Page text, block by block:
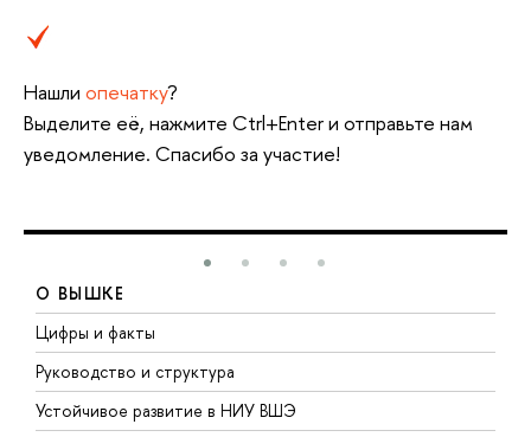
Нашли опечатку?
Выделите её, нажмите Ctrl+Enter и отправьте нам
уведомление. Спасибо за участие!
О ВЫШКЕ
Цифры и факты
Руководство и структура
Устойчивое развитие в НИУ ВШЭ